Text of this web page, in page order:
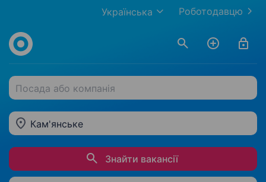
Роботодавцю
Українська
Посада або компанія
Кам'янське
Знайти вакансії